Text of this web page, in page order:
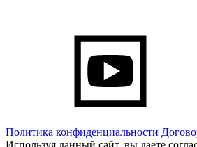
Политика конфиденциальности
Используя данный сайт, вы даете